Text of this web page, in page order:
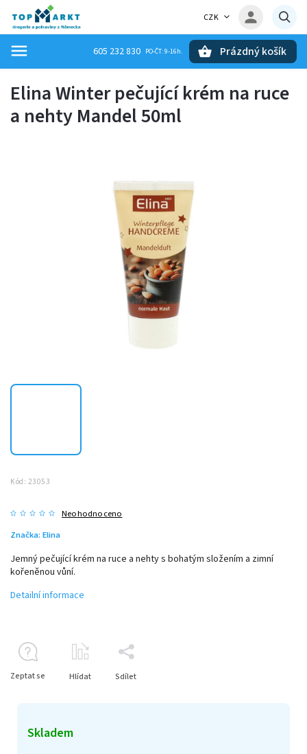
CZK
605 232 830 Prázdný košík
Elina Winter pečující krém na ruce
a nehty Mandel 50ml
Kód: 23053
Neohodnoceno
Značka: Elina
Skladem
Jemný pečující krém na ruce a nehty s bohatým složením a zimní
kořeněnou vůní.
Detailní informace
Zeptat se Hlídat Sdílet